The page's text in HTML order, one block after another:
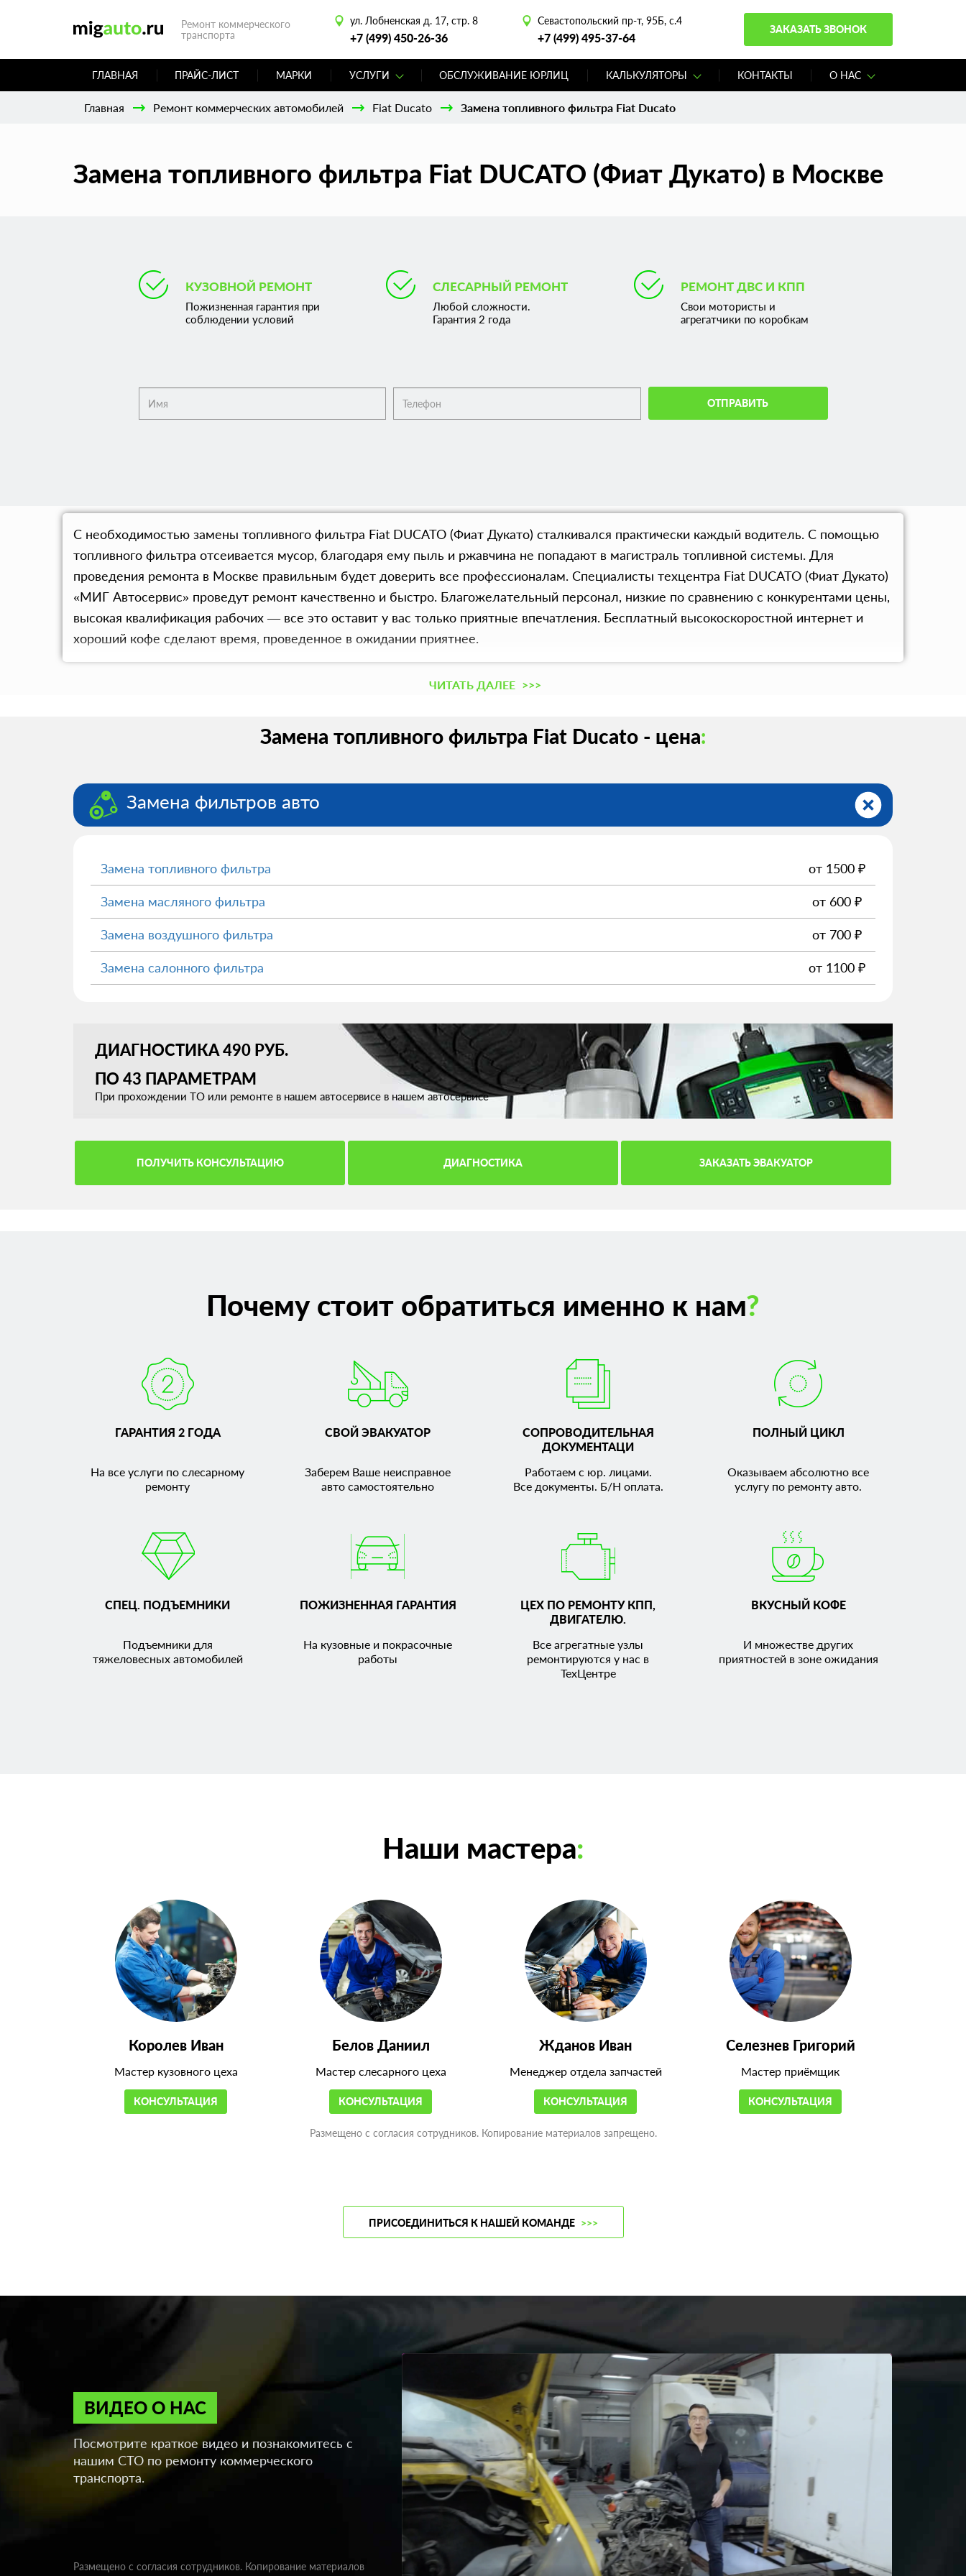
Ремонт коммерческого
транспорта
ул. Лобненская д. 17, стр. 8
+7 (499) 450-26-36
Севастопольский пр-т, 95Б, с.4
+7 (499) 495-37-64
ЗАКАЗАТЬ ЗВОНОК
ГЛАВНАЯ ПРАЙС-ЛИСТ МАРКИ УСЛУГИ ОБСЛУЖИВАНИЕ ЮРЛИЦ КАЛЬКУЛЯТОРЫ КОНТАКТЫ О НАС
Главная Ремонт коммерческих автомобилей Fiat Ducato Замена топливного фильтра Fiat Ducato
Замена топливного фильтра Fiat DUCATO (Фиат Дукато) в Москве
КУЗОВНОЙ РЕМОНТ
Пожизненная гарантия при
соблюдении условий
СЛЕСАРНЫЙ РЕМОНТ
Любой сложности.
Гарантия 2 года
РЕМОНТ ДВС И КПП
Свои мотористы и
агрегатчики по коробкам
ОТПРАВИТЬ
С необходимостью замены топливного фильтра Fiat DUCATO (Фиат Дукато) сталкивался практически каждый водитель. С помощью
топливного фильтра отсеивается мусор, благодаря ему пыль и ржавчина не попадают в магистраль топливной системы. Для
проведения ремонта в Москве правильным будет доверить все профессионалам. Специалисты техцентра Fiat DUCATO (Фиат Дукато)
«МИГ Автосервис» проведут ремонт качественно и быстро. Благожелательный персонал, низкие по сравнению с конкурентами цены,
высокая квалификация рабочих — все это оставит у вас только приятные впечатления. Бесплатный высокоскоростной интернет и
хороший кофе сделают время, проведенное в ожидании приятнее.
ЧИТАТЬ ДАЛЕЕ >>>
Замена топливного фильтра Fiat Ducato - цена:
Замена фильтров авто
Замена топливного фильтра от 1500 ₽
Замена масляного фильтра от 600 ₽
Замена воздушного фильтра от 700 ₽
Замена салонного фильтра от 1100 ₽
ДИАГНОСТИКА 490 РУБ.
ПО 43 ПАРАМЕТРАМ
При прохождении ТО или ремонте в нашем автосервисе в нашем автосервисе
ПОЛУЧИТЬ КОНСУЛЬТАЦИЮ ДИАГНОСТИКА ЗАКАЗАТЬ ЭВАКУАТОР
Почему стоит обратиться именно к нам?
ГАРАНТИЯ 2 ГОДА
На все услуги по слесарному
ремонту
СВОЙ ЭВАКУАТОР
Заберем Ваше неисправное
авто самостоятельно
СОПРОВОДИТЕЛЬНАЯ
ДОКУМЕНТАЦИ
Работаем с юр. лицами.
Все документы. Б/Н оплата.
ПОЛНЫЙ ЦИКЛ
Оказываем абсолютно все
услугу по ремонту авто.
СПЕЦ. ПОДЪЕМНИКИ
Подъемники для
тяжеловесных автомобилей
ПОЖИЗНЕННАЯ ГАРАНТИЯ
На кузовные и покрасочные
работы
ЦЕХ ПО РЕМОНТУ КПП,
ДВИГАТЕЛЮ.
Все агрегатные узлы
ремонтируются у нас в
ТехЦентре
ВКУСНЫЙ КОФЕ
И множестве других
приятностей в зоне ожидания
Наши мастера:
Королев Иван
Мастер кузовного цеха
КОНСУЛЬТАЦИЯ
Белов Даниил
Мастер слесарного цеха
КОНСУЛЬТАЦИЯ
Жданов Иван
Менеджер отдела запчастей
КОНСУЛЬТАЦИЯ
Селезнев Григорий
Мастер приёмщик
КОНСУЛЬТАЦИЯ
Размещено с согласия сотрудников. Копирование материалов запрещено.
ПРИСОЕДИНИТЬСЯ К НАШЕЙ КОМАНДЕ >>>
ВИДЕО О НАС
Посмотрите краткое видео и познакомитесь с
нашим СТО по ремонту коммерческого
транспорта.
Размещено с согласия сотрудников. Копирование материалов